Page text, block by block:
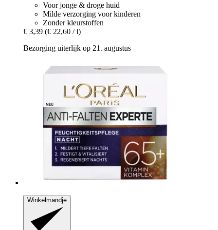
Voor jonge & droge huid
Milde verzorging voor kinderen
Zonder kleurstoffen
€ 3,39 (€ 22,60 / l)
Bezorging uiterlijk op 21. augustus
Winkelmandje